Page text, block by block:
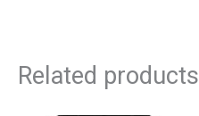
Related products